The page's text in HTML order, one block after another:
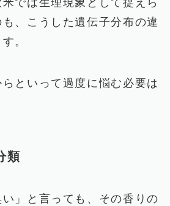
では生理現象として捉えら
、こうした遺伝子分布の違
。
といって過度に悩む必要は
類
」と言っても、その香りの